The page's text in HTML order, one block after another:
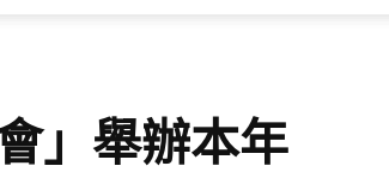
」舉辦本年